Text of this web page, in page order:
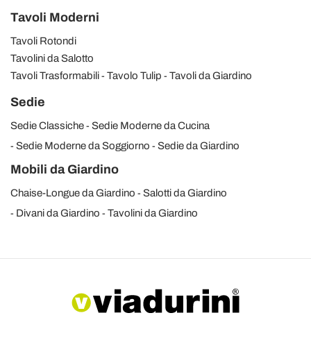
Tavoli Moderni
Tavoli Rotondi
Tavolini da Salotto
Tavoli Trasformabili
Tavolo Tulip Tavoli da Giardino
Sedie
Sedie Classiche
Sedie Moderne da Cucina
Sedie Moderne da Soggiorno
Sedie da Giardino
Mobili da Giardino
Chaise-Longue da Giardino
Salotti da Giardino
Divani da Giardino
Tavolini da Giardino